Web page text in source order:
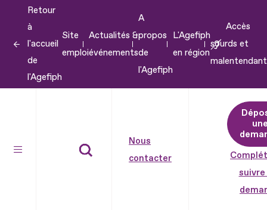
contenu
Retour
à
l'accueil
de
l'Agefiph
Site
emploi
Actualités &
événements
A
propos
de
l'Agefiph
L'Agefiph
en région
Accès
sourds et
Nous
contacter
suivre